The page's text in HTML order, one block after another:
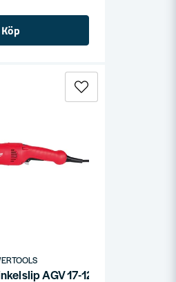
Köp
AGV 17-125 XC DMS